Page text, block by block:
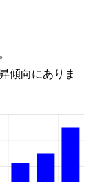
傾向にありま